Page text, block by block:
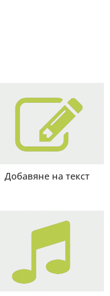
Добавяне на текст